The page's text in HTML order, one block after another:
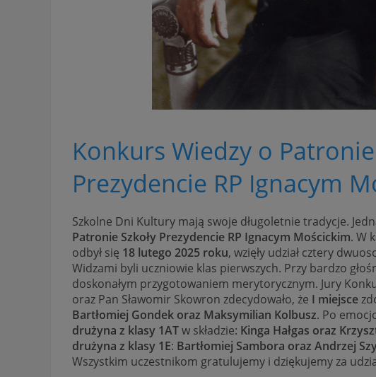
Konkurs Wiedzy o Patronie
Prezydencie RP Ignacym
Szkolne Dni Kultury mają swoje długoletnie tradycje.
Patronie Szkoły Prezydencie RP Ignacym Mościckim. W
odbył się 18 lutego 2025 roku, wzięły udział cztery
Widzami byli uczniowie klas pierwszych. Przy bardzo
doskonałym przygotowaniem merytorycznym. Jury
oraz Pan Sławomir Skowron zdecydowało, że I miejsce
Bartłomiej Gondek oraz Maksymilian Kolbusz. Po
drużyna z klasy 1ATw składzie: Kinga Hałgas oraz
drużyna z klasy 1E: Bartłomiej Sambora oraz Andrzej
Wszystkim uczestnikom gratulujemy i dziękujemy za